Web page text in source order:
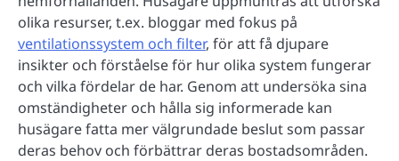
olika resurser, t.ex. bloggar med fokus på
ventilationssystem och filter, för att få djupare
insikter och förståelse för hur olika system fungerar
och vilka fördelar de har. Genom att undersöka sina
omständigheter och hålla sig informerade kan
husägare fatta mer välgrundade beslut som passar
deras behov och förbättrar deras bostadsområden.